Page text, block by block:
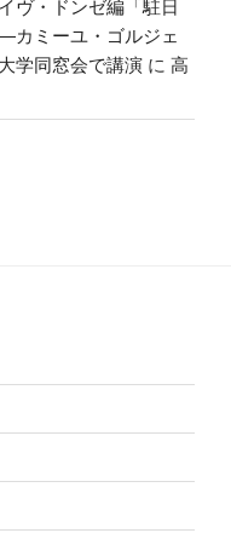
ヴ・ドンゼ編「駐日
カミーユ・ゴルジェ
学同窓会で講演 に 高